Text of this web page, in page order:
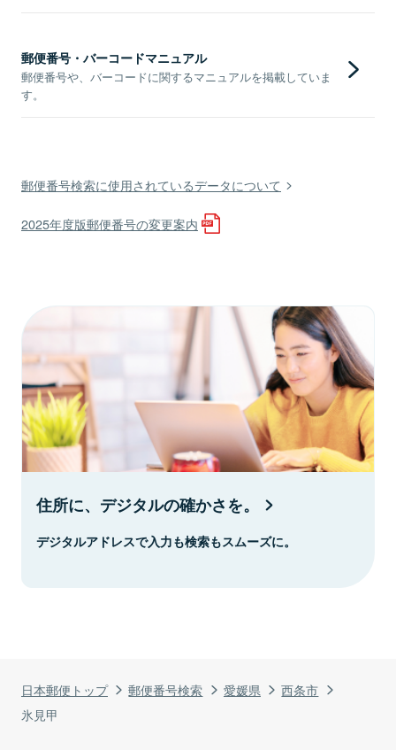
日本郵便トップ 郵便番号検索 愛媛県
西条市
氷見甲
郵便番号・バーコードマニュアル
郵便番号や、バーコードに関するマニュアルを掲載していま
す。
郵便番号検索に使用されているデータについて
2025年度版郵便番号の変更案内
住所に、デジタルの確かさを。
デジタルアドレスで入力も検索もスムーズに。